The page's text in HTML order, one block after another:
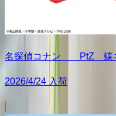
名探偵コナン PtZ 蝶
2026/4/24 入荷